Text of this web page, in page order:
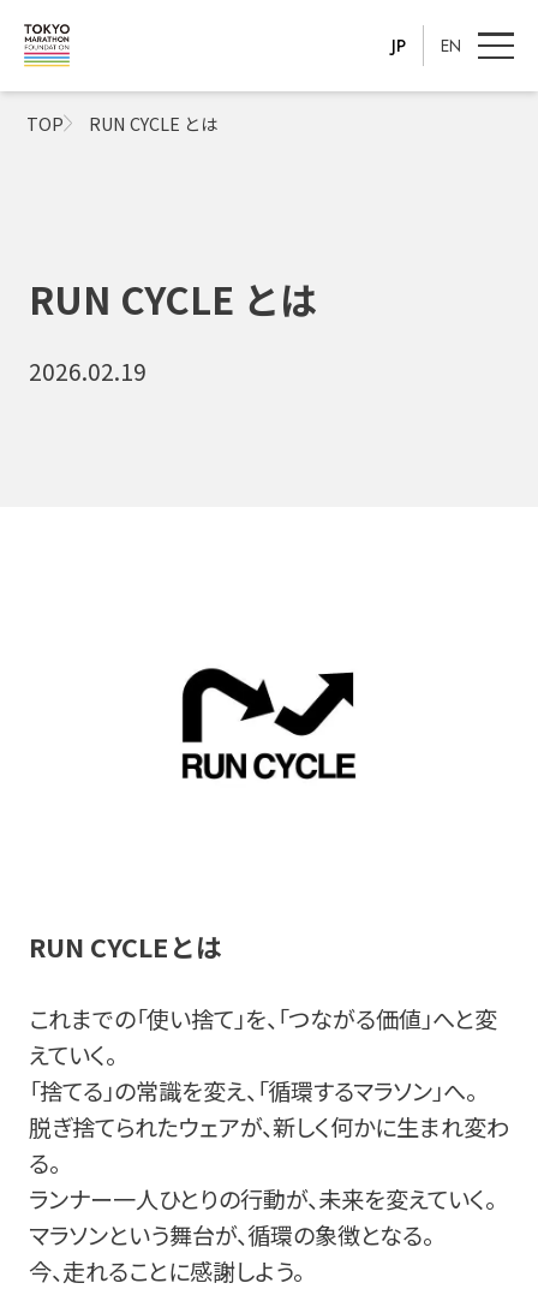
JP EN
TOP RUN CYCLE とは
RUN CYCLE とは
2026.02.19
RUN CYCLEとは
これまでの「使い捨て」を、「つながる価値」へと変
えていく。
「捨てる」の常識を変え、「循環するマラソン」へ。
脱ぎ捨てられたウェアが、新しく何かに生まれ変わ
る。
ランナー一人ひとりの行動が、未来を変えていく。
マラソンという舞台が、循環の象徴となる。
今、走れることに感謝しよう。